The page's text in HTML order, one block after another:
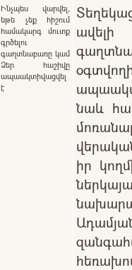
Ինչպես վարվել,
եթե չեք հիշում
համակարգ մուտք
գրծելու
գաղտնաբառը կամ
Ձեր հաշիվը
ապաակտիվացվել
է
նաև
իր